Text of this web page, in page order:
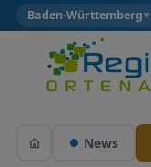
Baden-Württemberg▼
News